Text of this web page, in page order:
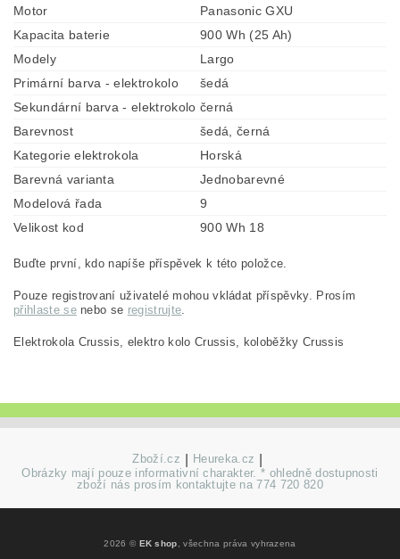
Motor
Panasonic GXU
Kapacita baterie
900 Wh (25 Ah)
Modely
Largo
Primární barva - elektrokolo
šedá
Sekundární barva - elektrokolo černá
Barevnost
šedá, černá
Kategorie elektrokola
Horská
Barevná varianta
Jednobarevné
Modelová řada
9
Velikost kod
900 Wh 18
Buďte první, kdo napíše příspěvek k této položce.
Pouze registrovaní uživatelé mohou vkládat příspěvky. Prosím
přihlaste senebo se registrujte
Elektrokola Crussis, elektro kolo Crussis, koloběžky Crussis
Zboží.cz Heureka.cz
Obrázky mají pouze informativní charakter. * ohledně dostupnosti
zboží nás prosím kontaktujte na 774 720 820
2026 © EK shop , všechna práva vyhrazena